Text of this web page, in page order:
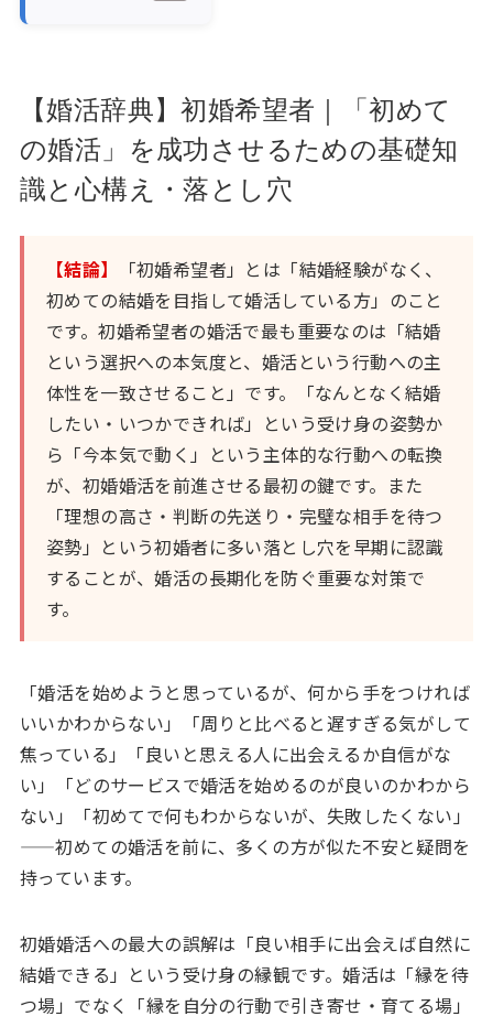
【婚活辞典】初婚希望者｜「初めて
の婚活」を成功させるための基礎知
識と心構え・落とし穴
【結論】
「初婚希望者」とは「結婚経験がなく、
初めての結婚を目指して婚活している方」のこと
です。初婚希望者の婚活で最も重要なのは「結婚
という選択への本気度と、婚活という行動への主
体性を一致させること」です。「なんとなく結婚
したい・いつかできれば」という受け身の姿勢か
ら「今本気で動く」という主体的な行動への転換
が、初婚婚活を前進させる最初の鍵です。また
「理想の高さ・判断の先送り・完璧な相手を待つ
姿勢」という初婚者に多い落とし穴を早期に認識
することが、婚活の長期化を防ぐ重要な対策で
す。
「婚活を始めようと思っているが、何から手をつければ
いいかわからない」「周りと比べると遅すぎる気がして
焦っている」「良いと思える人に出会えるか自信がな
い」「どのサービスで婚活を始めるのが良いのかわから
ない」「初めてで何もわからないが、失敗したくない」
——初めての婚活を前に、多くの方が似た不安と疑問を
持っています。
初婚婚活への最大の誤解は「良い相手に出会えば自然に
結婚できる」という受け身の縁観です。婚活は「縁を待
つ場」でなく「縁を自分の行動で引き寄せ・育てる場」